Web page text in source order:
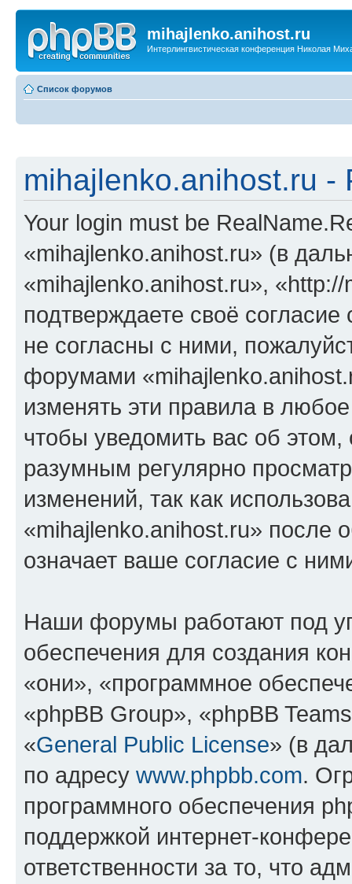
mihajlenko.anihost.ru
Интерлингвистическая конференция Николая
Список форумов
mihajlenko.anihost.ru -
Your login must be
«mihajlenko.anihost.ru» (в
«mihajlenko.anihost.ru»,
подтверждаете своё
не согласны с ними,
форумами
изменять эти правила в
чтобы уведомить вас об
разумным регулярно
изменений, так как
«mihajlenko.anihost.ru» после
означает ваше согласие с
Наши форумы работают под
обеспечения для создания
«они», «программное
«phpBB Group», «phpBB
«General Public License» (в
по адресу www.phpbb.com.
программного обеспечения
поддержкой интернет-
ответственности за то, что